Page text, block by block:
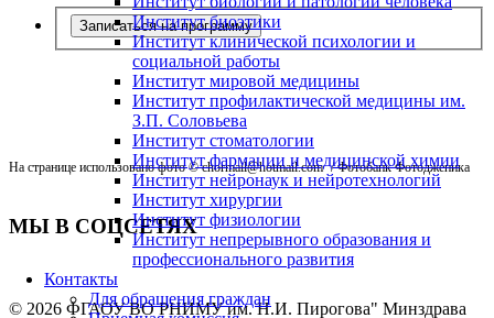
Институт биоэтики
Институт клинической психологии и
социальной работы
Институт мировой медицины
Институт профилактической медицины им.
З.П. Соловьева
Институт стоматологии
Институт фармации и медицинской химии
Институт нейронаук и нейротехнологий
Институт хирургии
Институт физиологии
Институт непрерывного образования и
профессионального развития
Контакты
Для обращения граждан
Записаться на программу
На странице использовано фото © chormail@hotmail.com / Фотобанк Фотодженика
МЫ В СОЦСЕТЯХ
© 2026 ФГАОУ ВО РНИМУ им. Н.И. Пирогова" Минздрава